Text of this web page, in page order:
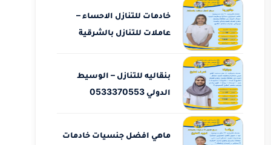
خادمات للتنازل الاحساء –
عاملات للتنازل بالشرقية
بنقاليه للتنازل – الوسيط
الدولي 0533370553
ماهي افضل جنسيات خادمات